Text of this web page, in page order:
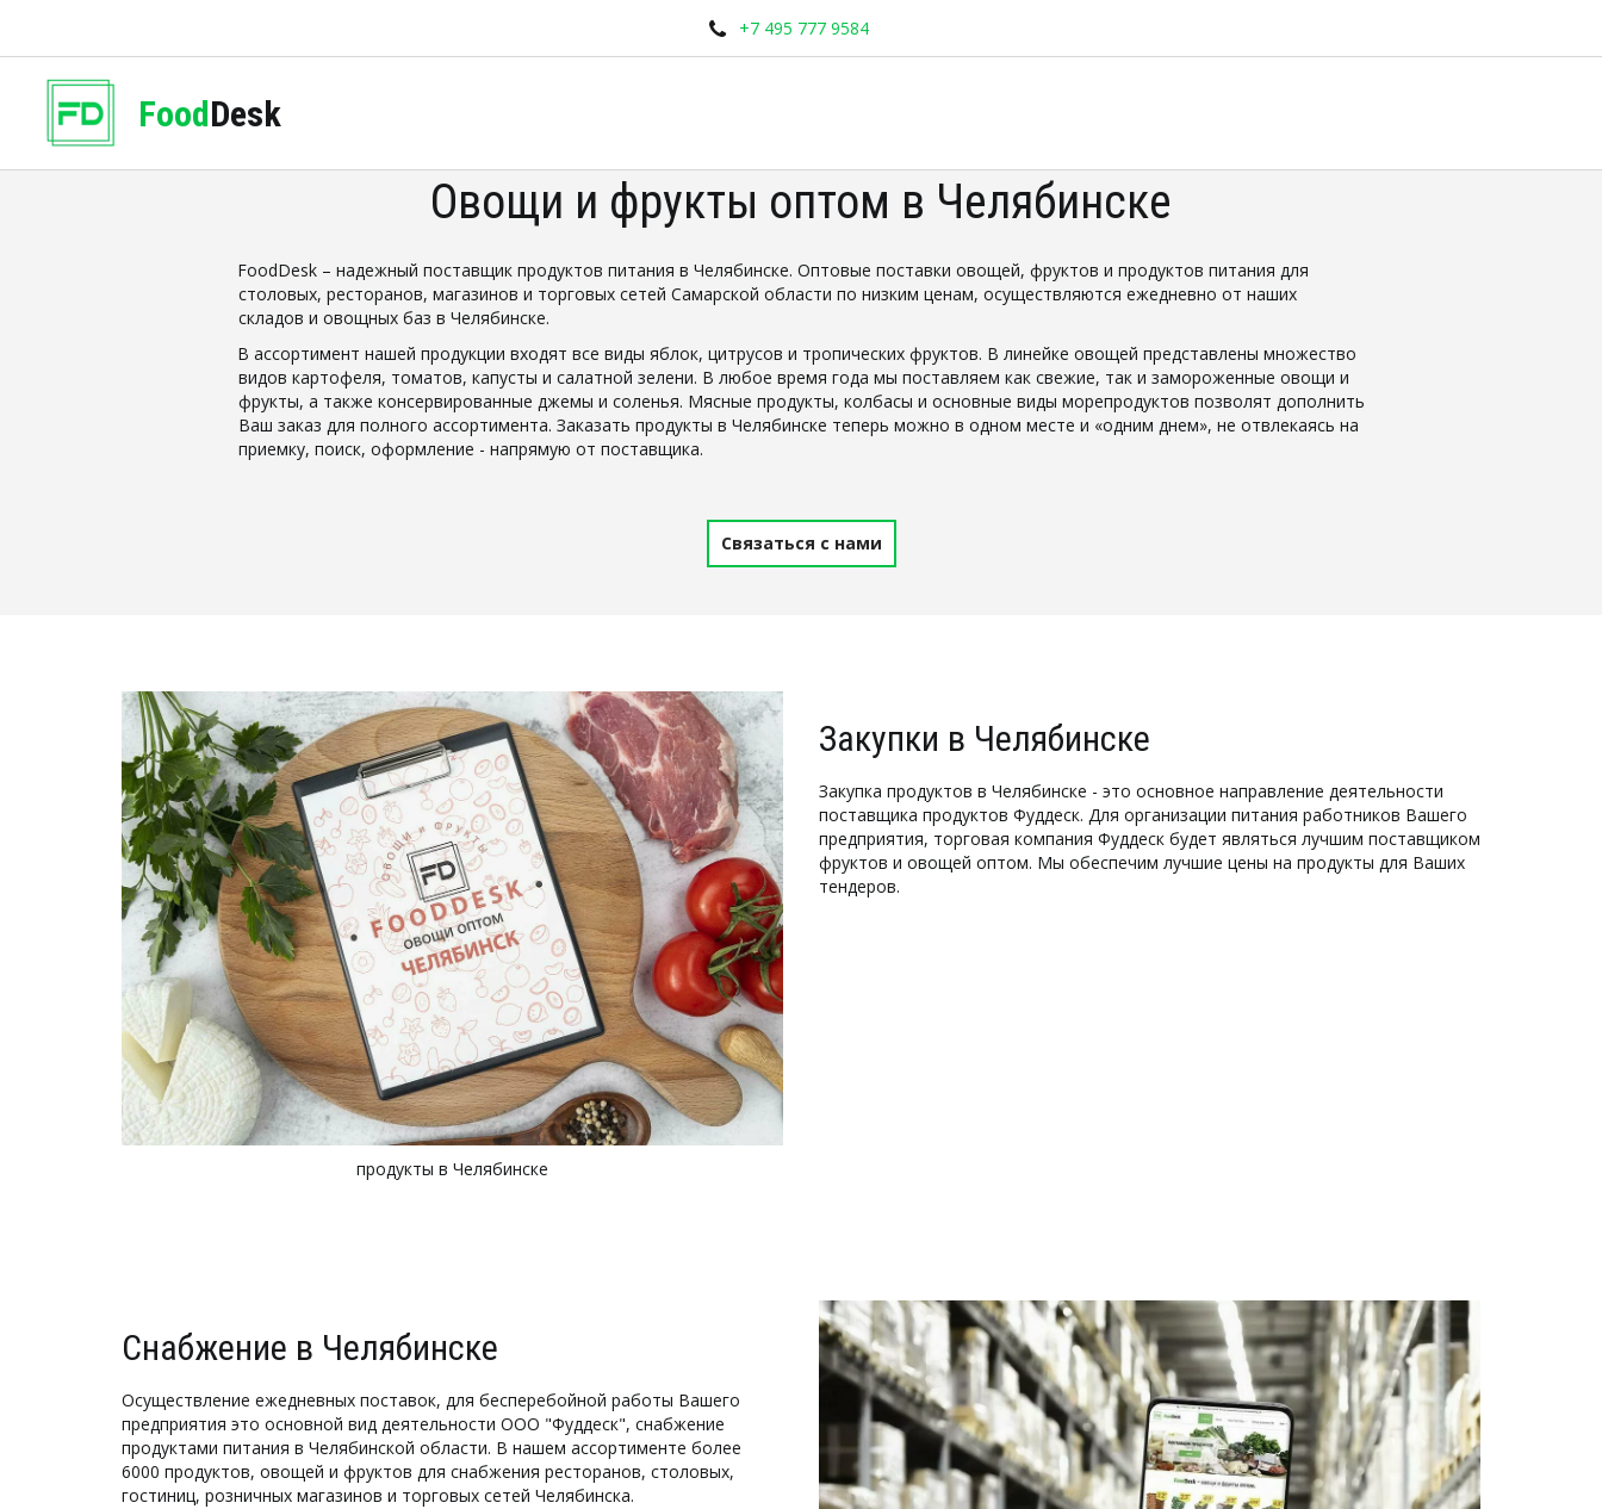
+7 495 777 9584
FoodDesk
Овощи и фрукты оптом в Челябинске
FoodDesk – надежный поставщик продуктов питания в Челябинске. Оптовые поставки овощей, фруктов и продуктов питания для
столовых, ресторанов, магазинов и торговых сетей Самарской области по низким ценам, осуществляются ежедневно от наших
складов и овощных баз в Челябинске.
В ассортимент нашей продукции входят все виды яблок, цитрусов и тропических фруктов. В линейке овощей представлены множество
видов картофеля, томатов, капусты и салатной зелени. В любое время года мы поставляем как свежие, так и замороженные овощи и
фрукты, а также консервированные джемы и соленья. Мясные продукты, колбасы и основные виды морепродуктов позволят дополнить
Ваш заказ для полного ассортимента. Заказать продукты в Челябинске теперь можно в одном месте и «одним днем», не отвлекаясь на
приемку, поиск, оформление - напрямую от поставщика.
Связаться с нами
продукты в Челябинске
Закупки в Челябинске
Закупка продуктов в Челябинске - это основное направление деятельности
поставщика продуктов Фуддеск. Для организации питания работников Вашего
предприятия, торговая компания Фуддеск будет являться лучшим поставщиком
фруктов и овощей оптом. Мы обеспечим лучшие цены на продукты для Ваших
тендеров.
Снабжение в Челябинске
Осуществление ежедневных поставок, для бесперебойной работы Вашего
предприятия это основной вид деятельности ООО "Фуддеск", снабжение
продуктами питания в Челябинской области. В нашем ассортименте более
6000 продуктов, овощей и фруктов для снабжения ресторанов, столовых,
гостиниц, розничных магазинов и торговых сетей Челябинска.